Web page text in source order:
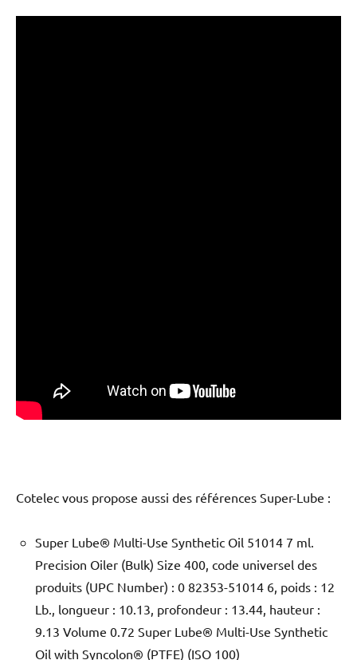
Cotelec vous propose aussi des références Super-Lube :
Super Lube® Multi-Use Synthetic Oil 51014 7 ml.
Precision Oiler (Bulk) Size 400, code universel des
produits (UPC Number) : 0 82353-51014 6, poids : 12
Lb., longueur : 10.13, profondeur : 13.44, hauteur :
9.13 Volume 0.72 Super Lube® Multi-Use Synthetic
Oil with Syncolon® (PTFE) (ISO 100)